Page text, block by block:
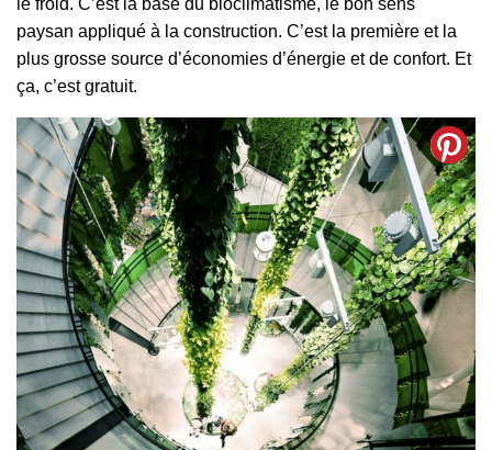
paysan appliqué à la construction. C’est la première et la
plus grosse source d’économies d’énergie et de confort. Et
ça, c’est gratuit.